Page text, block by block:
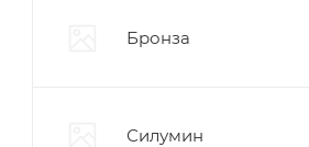
Бронза
Силумин